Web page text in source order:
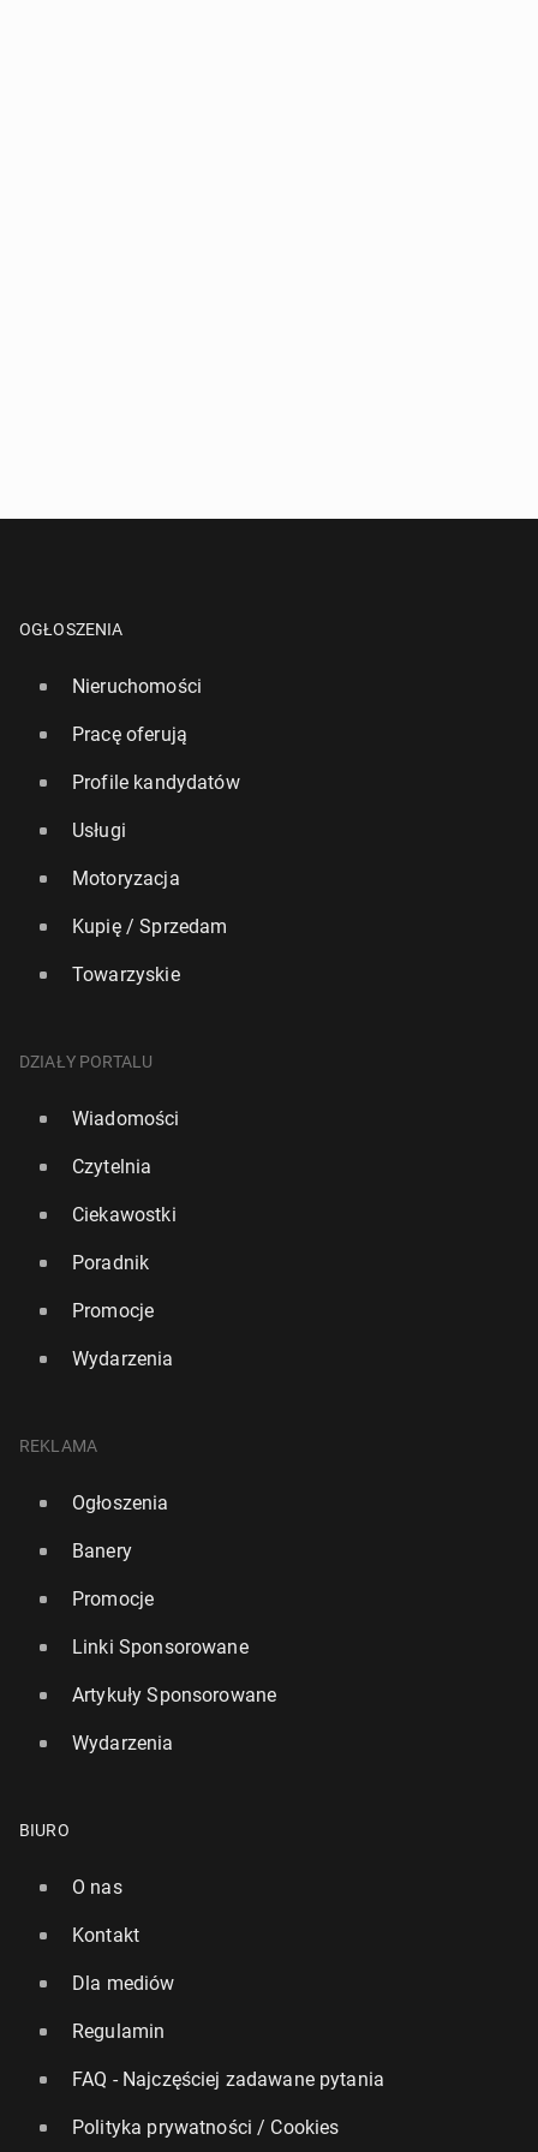
OGŁOSZENIA
Nieruchomości
Pracę oferują
Profile kandydatów
Usługi
Motoryzacja
Kupię / Sprzedam
Towarzyskie
DZIAŁY PORTALU
Wiadomości
Czytelnia
Ciekawostki
Poradnik
Promocje
Wydarzenia
REKLAMA
Ogłoszenia
Banery
Promocje
Linki Sponsorowane
Artykuły Sponsorowane
Wydarzenia
BIURO
O nas
Kontakt
Dla mediów
Regulamin
FAQ - Najczęściej zadawane pytania
Polityka prywatności / Cookies